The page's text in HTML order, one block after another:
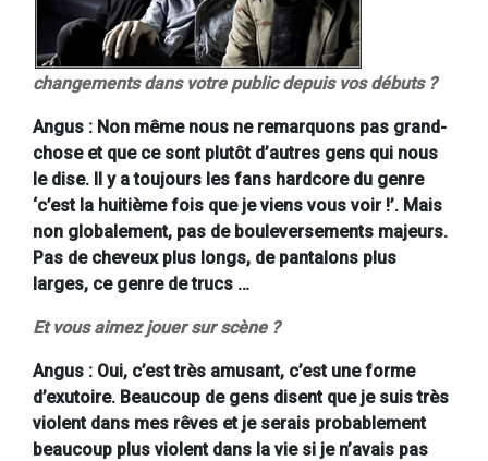
changements dans votre public depuis vos débuts ?
Angus : Non même nous ne remarquons pas grand-
chose et que ce sont plutôt d’autres gens qui nous
le dise. Il y a toujours les fans hardcore du genre
‘c’est la huitième fois que je viens vous voir !’. Mais
non globalement, pas de bouleversements majeurs.
Pas de cheveux plus longs, de pantalons plus
larges, ce genre de trucs …
Et vous aimez jouer sur scène ?
Angus : Oui, c’est très amusant, c’est une forme
d’exutoire. Beaucoup de gens disent que je suis très
violent dans mes rêves et je serais probablement
beaucoup plus violent dans la vie si je n’avais pas